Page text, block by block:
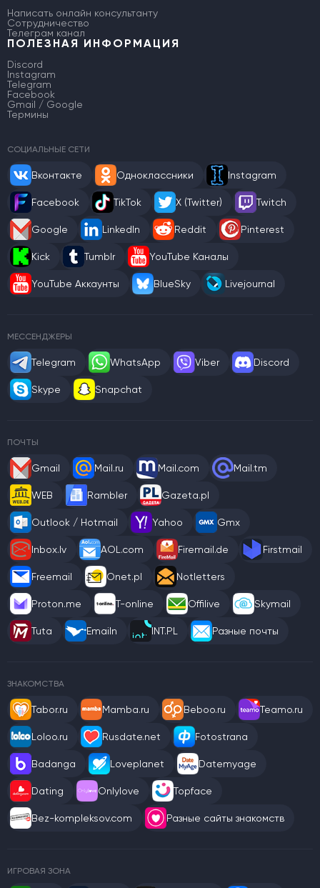
Написать онлайн консультанту
Сотрудничество
Телеграм канал
ПОЛЕЗНАЯ ИНФОРМАЦИЯ
Discord
Instagram
Telegram
Facebook
Gmail / Google
Термины
СОЦИАЛЬНЫЕ СЕТИ
Вконтакте Одноклассники Instagram
Facebook TikTok X (Twitter) Twitch
Google LinkedIn Reddit Pinterest
Kick Tumblr YouTube Каналы
YouTube Аккаунты BlueSky Livejournal
МЕССЕНДЖЕРЫ
Telegram WhatsApp Viber Discord
Skype Snapchat
ПОЧТЫ
Gmail Mail.ru Mail.com Mail.tm
WEB Rambler Gazeta.pl
Outlook / Hotmail Yahoo Gmx
Inbox.lv AOL.com Firemail.de Firstmail
Freemail Onet.pl Notletters
Proton.me T-online Offilive Skymail
Tuta Emailn INT.PL Разные почты
ЗНАКОМСТВА
Tabor.ru Mamba.ru Beboo.ru Teamo.ru
Loloo.ru Rusdate.net Fotostrana
Badanga Loveplanet Datemyage
Dating Onlylove Topface
Bez-kompleksov.com Разные сайты знакомств
ИГРОВАЯ ЗОНА